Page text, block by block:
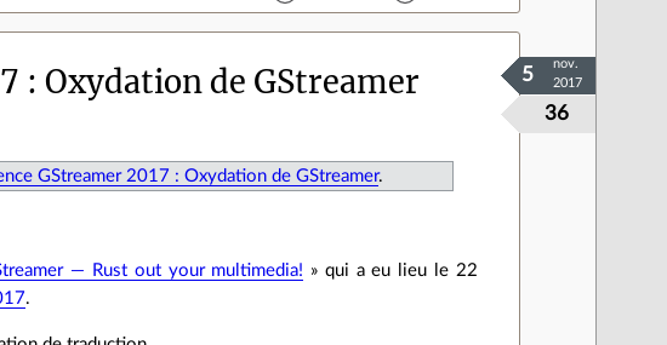
: Oxydation de GStreamer
36
5
nov.
2017
GStreamer 2017 : Oxydation de GStreamer.
— Rust out your multimedia! » qui a eu lieu le 22
.